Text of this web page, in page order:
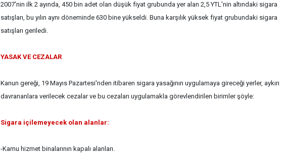
2007'nin ilk 2 ayında, 450 bin adet olan düşük fiyat grubunda yer alan 2,5 YTL'nin altındaki sigara
satışları, bu yılın aynı döneminde 630 bine yükseldi. Buna karşılık yüksek fiyat grubundaki sigara
satışları geriledi.
YASAK VE CEZALAR
Kanun gereği, 19 Mayıs Pazartesi'nden itibaren sigara yasağının uygulamaya gireceği yerler, aykırı
davrananlara verilecek cezalar ve bu cezaları uygulamakla görevlendirilen birimler şöyle:
Sigara içilemeyecek olan alanlar:
-Kamu hizmet binalarının kapalı alanları.